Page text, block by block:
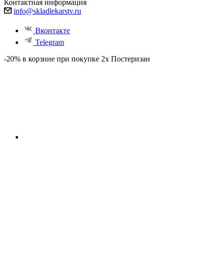
Контактная информация
info@skladlekarstv.ru
Вконтакте
Telegram
-20% в корзине при покупке 2х Постеризан